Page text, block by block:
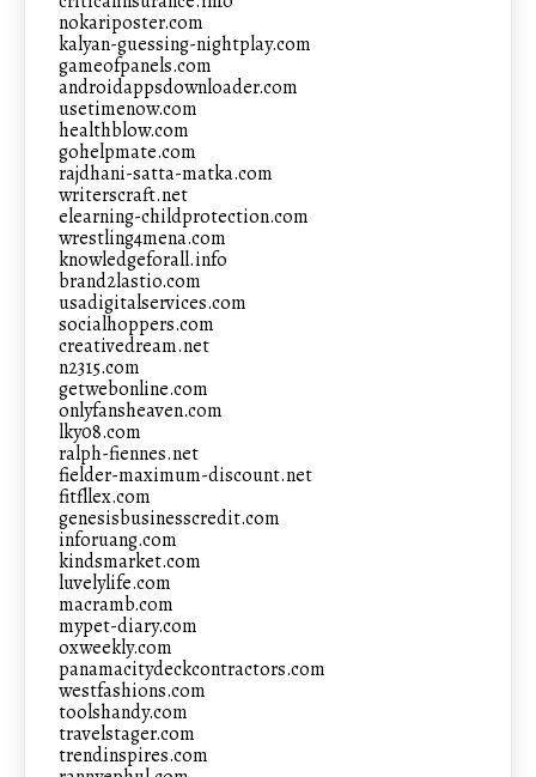
nokariposter.com
kalyan-guessing-nightplay.com
gameofpanels.com
androidappsdownloader.com
usetimenow.com
healthblow.com
gohelpmate.com
rajdhani-satta-matka.com
writerscraft.net
elearning-childprotection.com
wrestling4mena.com
knowledgeforall.info
brand2lastio.com
usadigitalservices.com
socialhoppers.com
creativedream.net
n2315.com
getwebonline.com
onlyfansheaven.com
lky08.com
ralph-fiennes.net
fielder-maximum-discount.net
fitfllex.com
genesisbusinesscredit.com
inforuang.com
kindsmarket.com
luvelylife.com
macramb.com
mypet-diary.com
oxweekly.com
panamacitydeckcontractors.com
westfashions.com
toolshandy.com
travelstager.com
trendinspires.com